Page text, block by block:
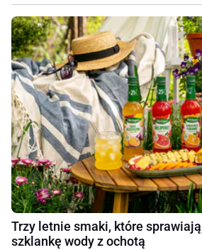
Trzy letnie smaki, które
szklankę wody z ochotą